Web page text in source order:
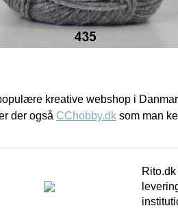
kreative webshop i
der også CChobby.dk som man